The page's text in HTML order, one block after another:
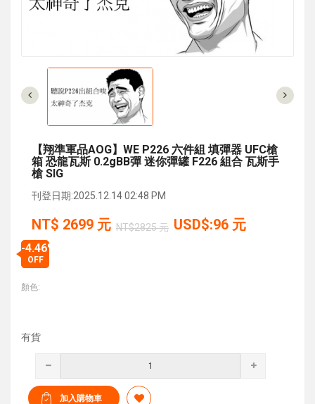
【翔準軍品AOG】WE P226 六件組 填彈器 UFC槍
箱 恐龍瓦斯 0.2gBB彈 迷你彈罐 F226 組合 瓦斯手
槍 SIG
刊登日期:2025.12.14 02:48 PM
NT$ 2699 元 NT$2825 元 USD$:96 元
-4.46%
OFF
顏色:
有貨